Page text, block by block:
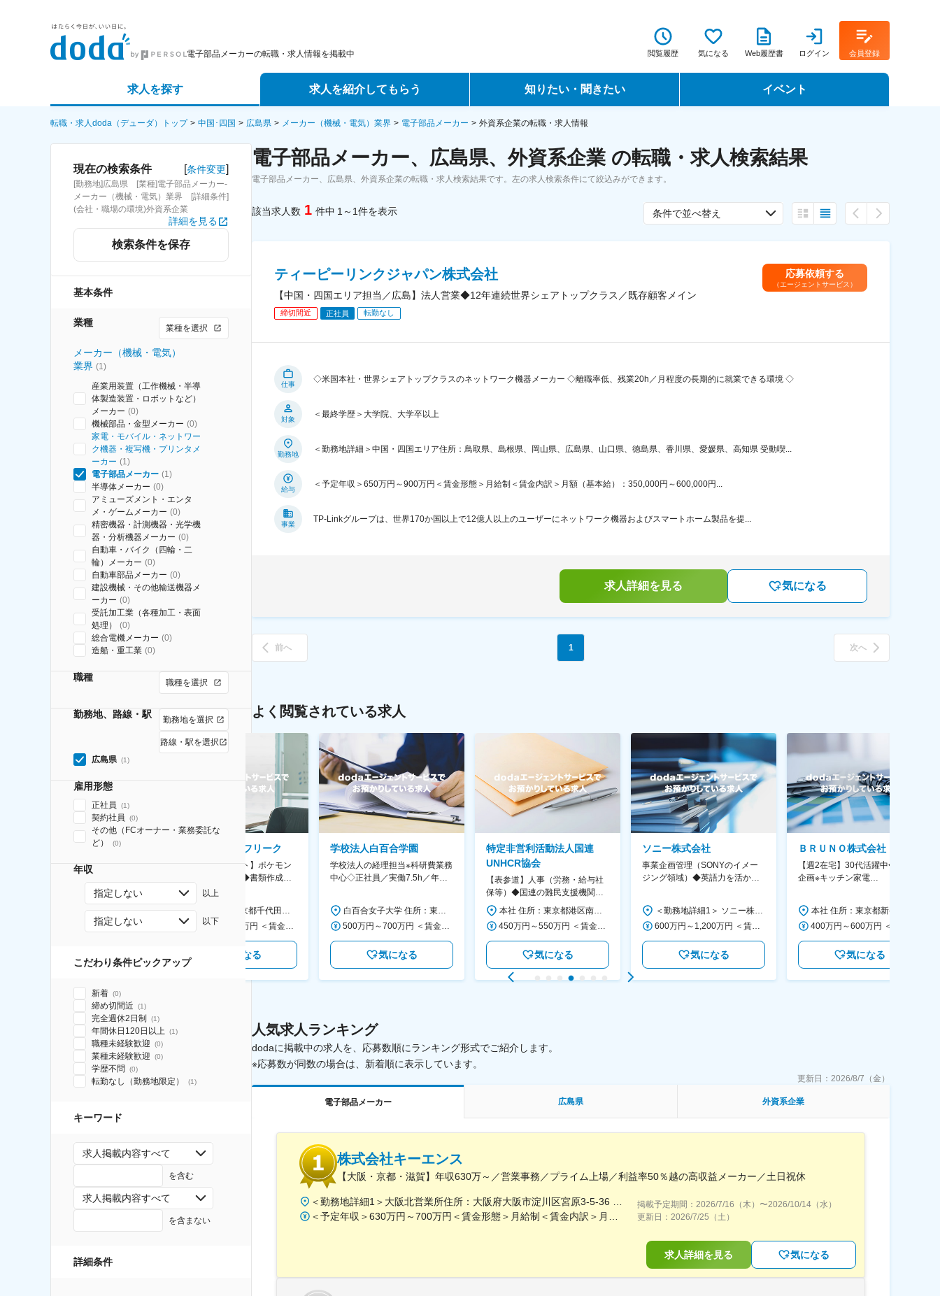
電子部品メーカーの転職・求人情報を掲載中 閲覧履歴 気になる Web履歴書 ログイン 会員登録
求人を探す
詳細条件から探す
求人特集から探す
求人を紹介してもらう
エージェントサービス
スカウトサービス
知りたい・聞きたい
転職ノウハウ
データで見る転職
イベント
転職フェア
転職・求人doda（デューダ）トップ 中国･四国 広島県 メーカー（機械・電気）業界 電子部品メーカー 外資系企業の転職・求人情報
現在の検索条件 [条件変更]
[勤務地]広島県 [業種]電子部品メーカー-
メーカー（機械・電気）業界 [詳細条件]
(会社・職場の環境)外資系企業
詳細を見る
検索条件を保存
基本条件
業種 業種を選択
メーカー（機械・電気）
業界 (1)
産業用装置（工作機械・半導
体製造装置・ロボットなど）
メーカー (0)
機械部品・金型メーカー (0)
家電・モバイル・ネットワー
ク機器・複写機・プリンタメ
ーカー (1)
電子部品メーカー (1)
半導体メーカー (0)
アミューズメント・エンタ
メ・ゲームメーカー (0)
精密機器・計測機器・光学機
器・分析機器メーカー (0)
自動車・バイク（四輪・二
輪）メーカー (0)
自動車部品メーカー (0)
建設機械・その他輸送機器メ
ーカー (0)
受託加工業（各種加工・表面
処理）
(0)
総合電機メーカー (0)
造船・重工業 (0)
職種 職種を選択
勤務地、路線・駅 勤務地を選択
路線・駅を選択
広島県 (1)
雇用形態
正社員 (1)
契約社員 (0)
その他（FCオーナー・業務委託な
ど）
(0)
年収
指定しない 以上
指定しない 以下
こだわり条件ピックアップ
新着 (0)
締め切間近 (1)
完全週休2日制 (1)
年間休日120日以上 (1)
職種未経験歓迎 (0)
業種未経験歓迎 (0)
学歴不問 (0)
転勤なし（勤務地限定） (1)
キーワード
求人掲載内容すべて
を含む
求人掲載内容すべて
を含まない
詳細条件
電子部品メーカー、広島県、外資系企業 の転職・求人検索結果
電子部品メーカー、広島県、外資系企業の転職・求人検索結果です。左の求人検索条件にて絞込みができます。
該当求人数 1 件中 1～1件を表示 条件で並べ替え
ティーピーリンクジャパン株式会社
【中国・四国エリア担当／広島】法人営業◆12年連続世界シェアトップクラス／既存顧客メイン
締切間近 正社員 転勤なし
応募依頼する
（エージェントサービス）
仕事
◇米国本社・世界シェアトップクラスのネットワーク機器メーカー ◇離職率低、残業20h／月程度の長期的に就業できる環境 ◇
対象
＜最終学歴＞大学院、大学卒以上
勤務地
＜勤務地詳細＞中国・四国エリア住所：鳥取県、島根県、岡山県、広島県、山口県、徳島県、香川県、愛媛県、高知県 受動喫...
給与
＜予定年収＞650万円～900万円＜賃金形態＞月給制＜賃金内訳＞月額（基本給）：350,000円～600,000円...
事業
TP-Linkグループは、世界170か国以上で12億人以上のユーザーにネットワーク機器およびスマートホーム製品を提...
求人詳細を見る 気になる
前へ 1 次へ
よく閲覧されている求人
【横浜※一般職/転勤なし】庶
務・事務担当～開発部材の発注
やDXに向けたシステム利用等～
AGC横浜テクニカルセンター 住所：神奈川県横浜市鶴見区末広町1-1 勤務地最寄駅：JR線／弁天橋駅 受動喫煙対策：敷地内喫煙可能場所あり 変更の範囲：無
400万円～550万円 ＜賃金形態＞ 月給制 固定給＋業績給 ＜賃金内訳＞ 月額（基本給）：230,000円～280,000円 ＜月給＞ 230,000円～280,000円 ＜昇給有無＞ 有 ＜残業手当＞ 有 ＜給与補足＞ ※上記はあくまで最低保証額です。実際にはこれまでの経験やスキルを考慮の上、決定します。 年収には残業代は含めておりません。 ■昇給：年1回 ■賞与：年2回 賃金はあくまでも目安の金額であり、選考を通じて上下する可能性があります。 月給(月額)は固定手当を含めた表記です。
株式会社ゲームフリーク
【庶務アシスタント】ポケモン
シリーズ開発企業◆書類作成・
データ入力など◆年休126日・
食事補助あり◎
気になる
学校法人白百合学園
学校法人の経理担当※科研費業務
中心◇正社員／実働7.5h／年休
気になる
特定非営利活動法人国連
UNHCR協会
【表参道】人事（労務・給与社
保等）◆国連の難民支援機関の
活動を支える日本公式支援窓口
◆正職員登用前提
気になる
ソニー株式会社
事業企画管理（SONYのイメー
ジング領域）◆英語力を活か
気になる
ＢＲＵＮＯ株式会社
【週2在宅】30代活躍中◆商品
企画※キッチン家電
気になる
人気求人ランキング
dodaに掲載中の求人を、応募数順にランキング形式でご紹介します。
※応募数が同数の場合は、新着順に表示しています。
更新日： 2026/8/7（金）
電子部品メーカー 広島県 外資系企業
株式会社キーエンス
【大阪・京都・滋賀】年収630万～／営業事務／プライム上場／利益率50％越の高収益メーカー／土日祝休
掲載予定期間： 2026/7/16（木） 〜2026/10/14（水）
更新日： 2026/7/25（土）
求人詳細を見る 気になる